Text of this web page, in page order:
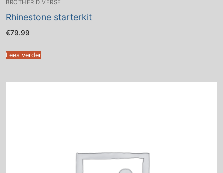
BROTHER DIVERSE
Rhinestone starterkit
€79.99
Lees verder